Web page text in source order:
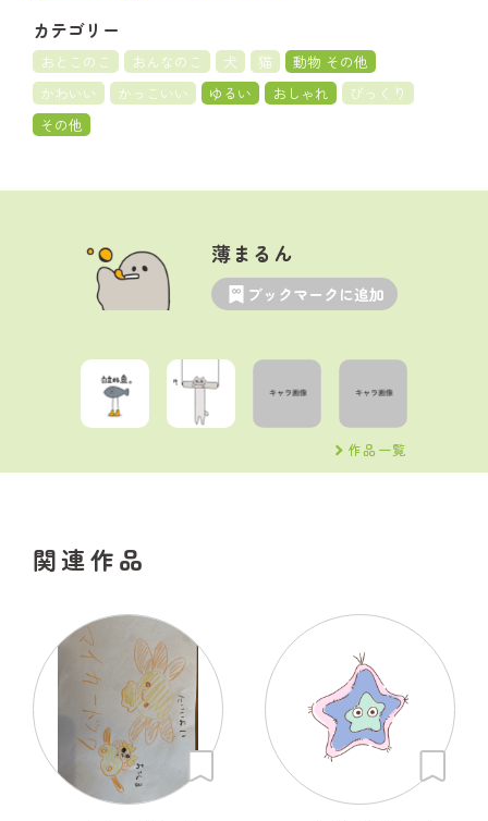
カテゴリー
おとこのこ おんなのこ 犬 猫
動物 その他
かわいい
かっこいい ゆるい おしゃれ
びっくり
その他
薄まるん
ブックマークに追加
作品一覧
関連作品